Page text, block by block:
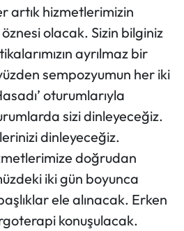
artık hizmetlerimizin
olacak. Sizin bilginiz
ayrılmaz bir
sempozyumun her iki
oturumlarıyla
sizi dinleyeceğiz.
dinleyeceğiz.
doğrudan
iki gün boyunca
ele alınacak. Erken
konuşulacak.